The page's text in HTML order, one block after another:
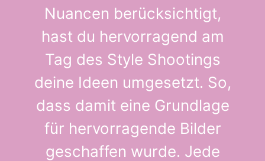
Nuancen berücksichtigt,
hast du hervorragend am
Tag des Style Shootings
deine Ideen umgesetzt. So,
dass damit eine Grundlage
für hervorragende Bilder
geschaffen wurde. Jede